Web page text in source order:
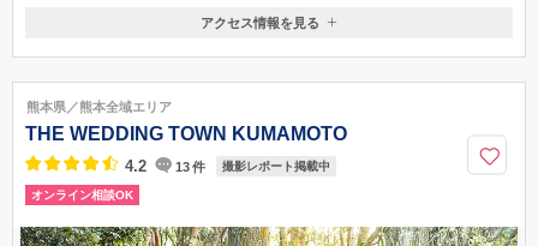
熊本県熊本市南区田迎町田井島734-1
096-331 -3335
アクセス情報を見る
熊本県／熊本全域エリア
THE WEDDING TOWN KUMAMOTO
4.2 13件 撮影レポート掲載中
オンライン相談OK